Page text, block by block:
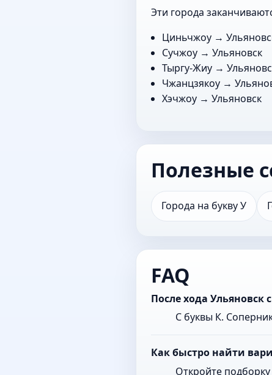
Эти города
Циньчжоу →
Сучжоу → Ульяновск
Тыргу-Жиу →
Чжанцзякоу →
Хэчжоу → Ульяновск
Полезные
Города на букву У
FAQ
После хода
С буквы К.
Как быстро найти
Откройте